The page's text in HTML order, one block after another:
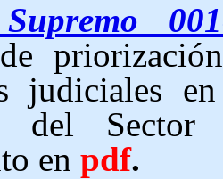
judiciales
del
en pdf.